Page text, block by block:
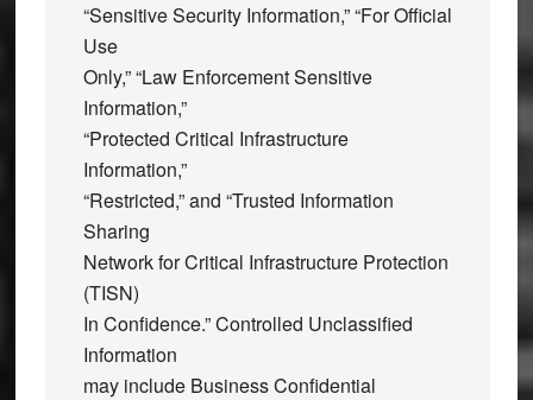
“Sensitive Security Information,” “For Official
Use
Only,” “Law Enforcement Sensitive
Information,”
“Protected Critical Infrastructure
Information,”
“Restricted,” and “Trusted Information
Sharing
Network for Critical Infrastructure Protection
(TISN)
In Confidence.” Controlled Unclassified
Information
may include Business Confidential